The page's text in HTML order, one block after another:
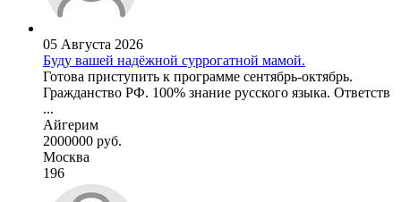
05 Августа 2026
Буду вашей надёжной суррогатной мамой.
Готова приступить к программе сентябрь-октябрь.
Гражданство РФ. 100% знание русского языка. Ответств
...
Айгерим
2000000 руб.
Москва
196